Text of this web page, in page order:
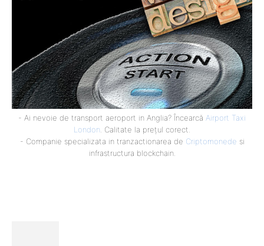
- Ai nevoie de transport aeroport in Anglia? Încearcă Airport Taxi
London. Calitate la prețul corect.
- Companie specializata in tranzactionarea de Criptomonede si
infrastructura blockchain.